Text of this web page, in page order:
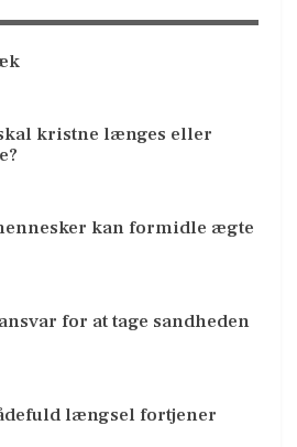
kristne længes eller
kan formidle ægte
for at tage sandheden
længsel fortjener